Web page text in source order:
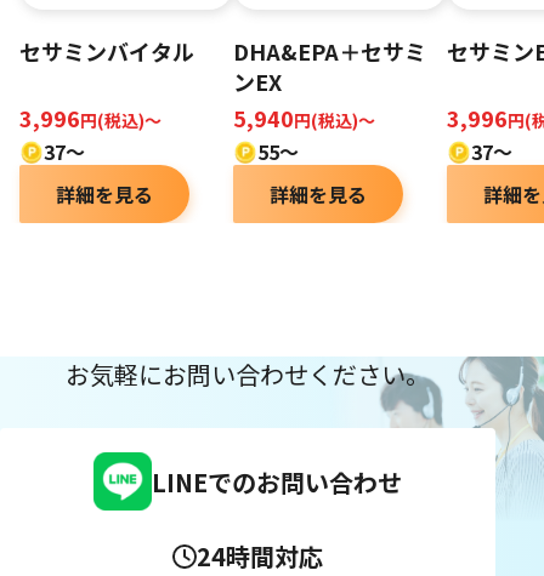
セサミンバイタル
3,996円(税込)〜
37〜
詳細を見る
DHA&EPA＋セサミ
ンEX
5,940円(税込)～
55～
詳細を見る
セサミン
3,996円(
37～
詳細
お気軽にお問い合わせください。
LINEでのお問い合わせ
24時間対応